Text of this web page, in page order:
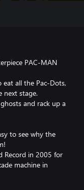
PAC-MAN
all the Pac-Dots,
next stage.
and rack up a
to see why the
Record in 2005 for
machine in